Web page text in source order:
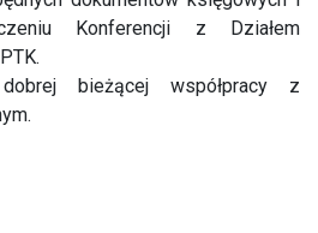
Konferencji z Działem
bieżącej współpracy z